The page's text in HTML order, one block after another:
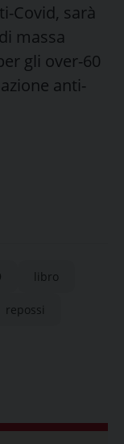
Covid, sarà
massa
gli over-60
anti-
libro
repossi